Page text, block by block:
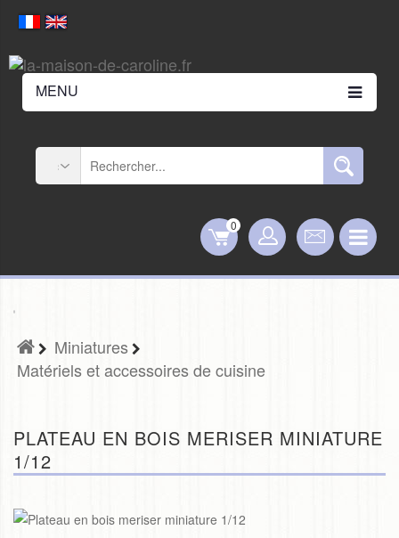
MENU
0
Miniatures
Matériels et accessoires de cuisine
PLATEAU EN BOIS MERISER MINIATURE
1/12